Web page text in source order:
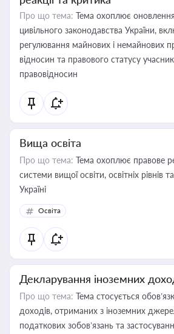
Про що тема: Тема охоплює
цивільного законодавства України,
регулювання майнових і немайнових
відносин та правового статусу
правовідносин
Вища освіта
Про що тема: Тема охоплює правове
системи вищої освіти, освітніх рівнів
Україні
Освіта
Декларування іноземних
Про що тема: Тема стосується
доходів, отриманих з іноземних
податкових зобов’язань та